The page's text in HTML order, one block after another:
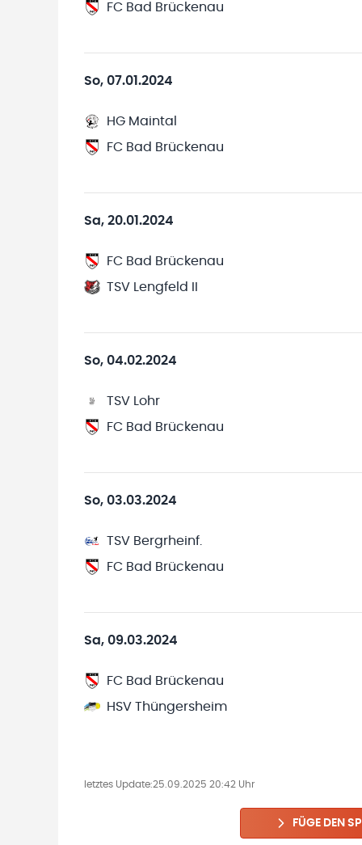
FC Bad Brückenau
So, 07.01.2024
HG Maintal
FC Bad Brückenau
Sa, 20.01.2024
FC Bad Brückenau
TSV Lengfeld II
So, 04.02.2024
TSV Lohr
FC Bad Brückenau
So, 03.03.2024
TSV Bergrheinf.
FC Bad Brückenau
Sa, 09.03.2024
FC Bad Brückenau
HSV Thüngersheim
letztes Update:25.09.2025 20:42 Uhr
FÜGE DEN